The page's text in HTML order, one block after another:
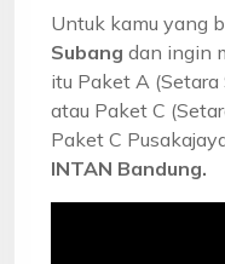
Untuk kamu yang
Subang dan ingin
itu Paket A (Setara
atau Paket C
Paket C
INTAN Bandung.